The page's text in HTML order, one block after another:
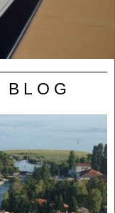
BLOG